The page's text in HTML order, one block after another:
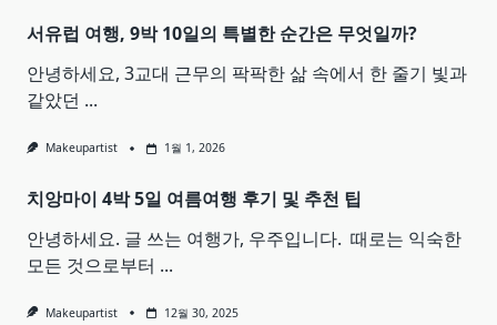
서유럽 여행, 9박 10일의 특별한 순간은 무엇일까?
안녕하세요, 3교대 근무의 팍팍한 삶 속에서 한 줄기 빛과
같았던 ...
Makeupartist 1월 1, 2026
치앙마이 4박 5일 여름여행 후기 및 추천 팁
안녕하세요. 글 쓰는 여행가, 우주입니다. ​ 때로는 익숙한
모든 것으로부터 ...
Makeupartist 12월 30, 2025